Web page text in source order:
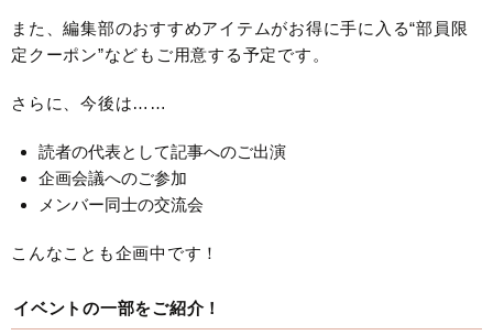
また、編集部のおすすめアイテムがお得に手に入る“部員限
定クーポン”などもご用意する予定です。
さらに、今後は……
読者の代表として記事へのご出演
企画会議へのご参加
メンバー同士の交流会
こんなことも企画中です！
イベントの一部をご紹介！